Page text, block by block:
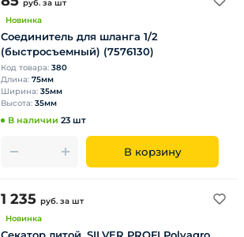
руб. за шт
Новинка
Соединитель для шланга 1/2
(быстросъемный) (7576130)
Код товара: 380
Длина: 75мм
Ширина: 35мм
Высота: 35мм
В наличии 23 шт
В корзину
1 235 руб. за шт
Новинка